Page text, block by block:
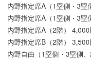
内野指定席A（1塁側・3塁
内野指定席A（1塁側・3
内野指定席A（2階） 4,000
内野指定席B（2階） 3,500
内野自由（1塁側・3塁側